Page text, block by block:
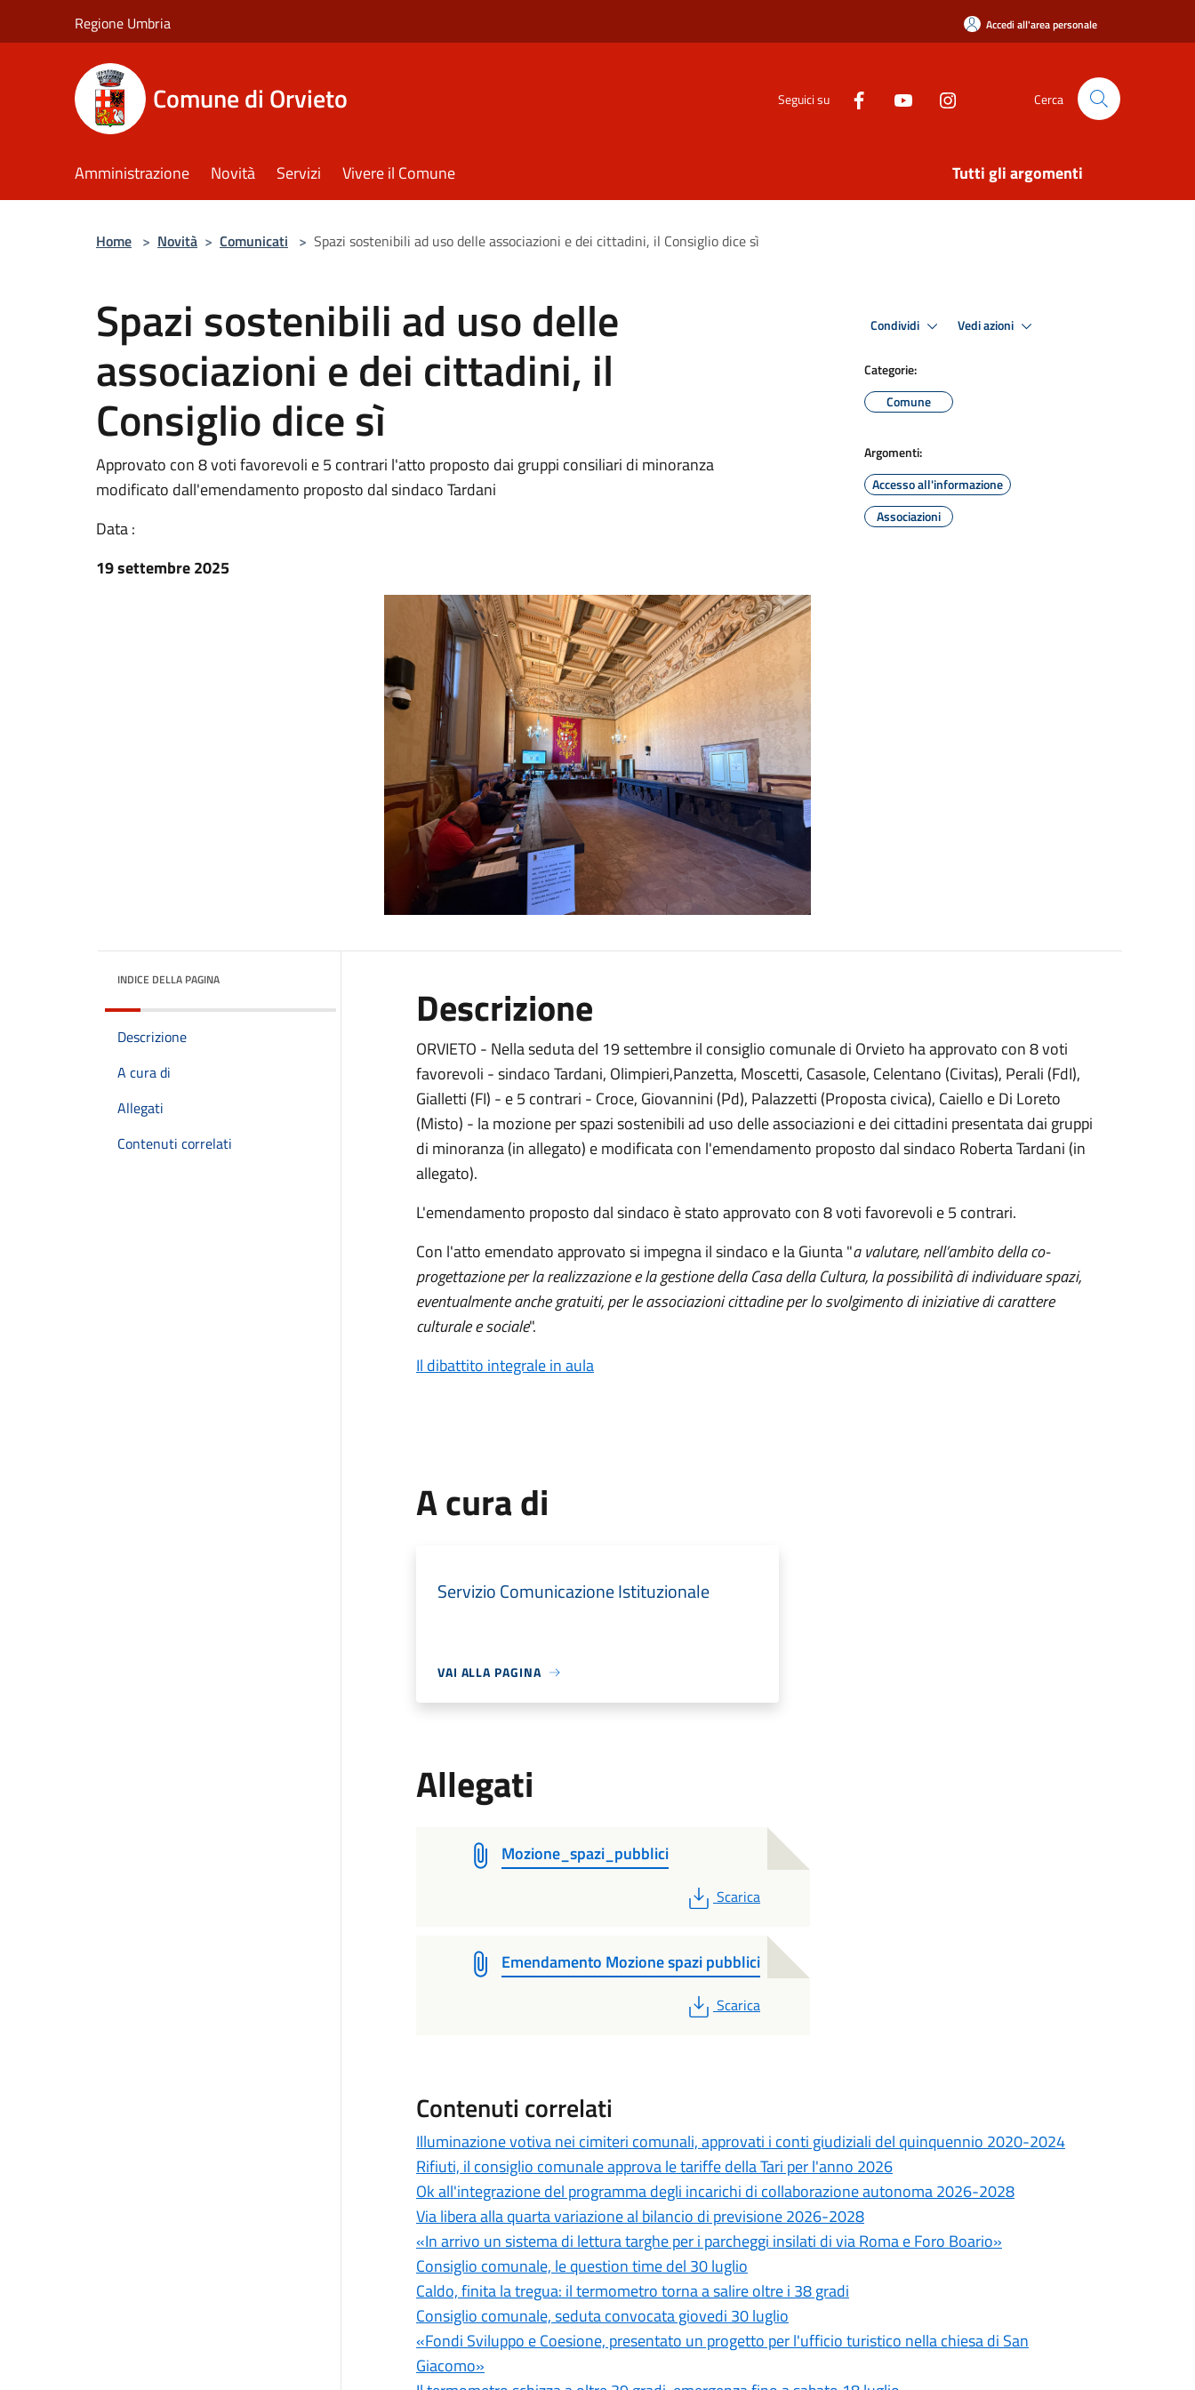
Regione Umbria Accedi all'area personale
Comune di Orvieto Seguici su Cerca
Amministrazione Novità Servizi Vivere il Comune Tutti gli argomenti
Home > Novità > Comunicati > Spazi sostenibili ad uso delle associazioni e dei cittadini, il Consiglio dice sì
Spazi sostenibili ad uso delle
associazioni e dei cittadini, il
Consiglio dice sì
Approvato con 8 voti favorevoli e 5 contrari l'atto proposto dai gruppi consiliari di minoranza
modificato dall'emendamento proposto dal sindaco Tardani
Data :
19 settembre 2025
Condividi Vedi azioni
Categorie:
Comune
Argomenti:
Accesso all'informazione
Associazioni
INDICE DELLA PAGINA
Descrizione
A cura di
Allegati
Contenuti correlati
Descrizione
ORVIETO - Nella seduta del 19 settembre il consiglio comunale di Orvieto ha approvato con 8 voti
favorevoli - sindaco Tardani, Olimpieri,Panzetta, Moscetti, Casasole, Celentano (Civitas), Perali (FdI),
Gialletti (FI) - e 5 contrari - Croce, Giovannini (Pd), Palazzetti (Proposta civica), Caiello e Di Loreto
(Misto) - la mozione per spazi sostenibili ad uso delle associazioni e dei cittadini presentata dai gruppi
di minoranza (in allegato) e modificata con l'emendamento proposto dal sindaco Roberta Tardani (in
allegato).
L'emendamento proposto dal sindaco è stato approvato con 8 voti favorevoli e 5 contrari.
Con l'atto emendato approvato si impegna il sindaco e la Giunta "a valutare, nell’ambito della co-
progettazione per la realizzazione e la gestione della Casa della Cultura, la possibilità di individuare spazi,
eventualmente anche gratuiti, per le associazioni cittadine per lo svolgimento di iniziative di carattere
culturale e sociale".
Il dibattito integrale in aula
A cura di
Servizio Comunicazione Istituzionale
VAI ALLA PAGINA
Allegati
Mozione_spazi_pubblici
PDF
Scarica
Emendamento Mozione spazi pubblici
PDF
Scarica
Contenuti correlati
Illuminazione votiva nei cimiteri comunali, approvati i conti giudiziali del quinquennio 2020-2024
Rifiuti, il consiglio comunale approva le tariffe della Tari per l'anno 2026
Ok all'integrazione del programma degli incarichi di collaborazione autonoma 2026-2028
Via libera alla quarta variazione al bilancio di previsione 2026-2028
«In arrivo un sistema di lettura targhe per i parcheggi insilati di via Roma e Foro Boario»
Consiglio comunale, le question time del 30 luglio
Caldo, finita la tregua: il termometro torna a salire oltre i 38 gradi
Consiglio comunale, seduta convocata giovedi 30 luglio
«Fondi Sviluppo e Coesione, presentato un progetto per l'ufficio turistico nella chiesa di San
Giacomo»